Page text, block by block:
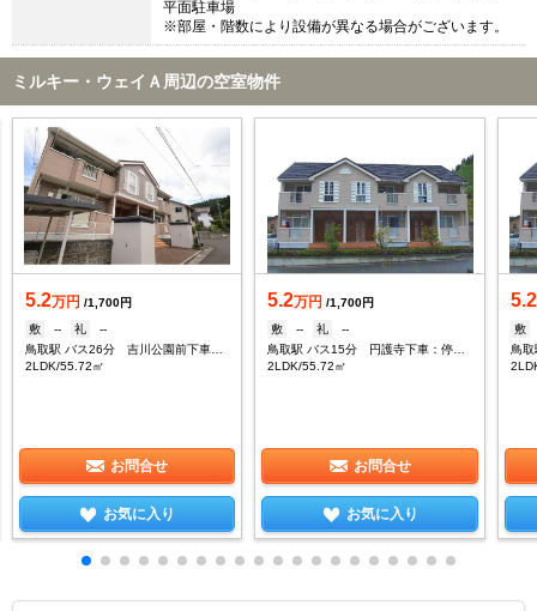
平面駐車場
※部屋・階数により設備が異なる場合がございます。
ミルキー・ウェイＡ周辺の空室物件
5.2万円 /1,700円
敷
-- 礼
--
鳥取駅 バス26分 吉川公園前下車：停歩2分
2LDK/55.72㎡
お問合せ
お気に入り
5.2万円 /1,700円
敷
-- 礼
--
2LDK/55.72㎡
お問合せ
お気に入り
5.2
敷